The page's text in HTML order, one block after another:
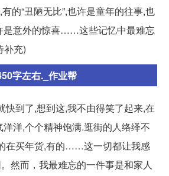
有的“丑陋无比”,也许是童年的往事,也
是意外的惊喜……这些记忆中最难忘
充)
字左右._作业帮
快到了,想到这,我不由得笑了起来,在
洋,个个精神饱满.逛街的人络绎不
在买年货,有的……这一切都让我感
然而，我最难忘的一件事是和家人